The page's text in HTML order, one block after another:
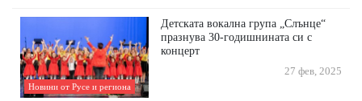
Новини от Русе и региона
Детската вокална група „Слънце“
празнува 30-годишнината си с
концерт
27 фев, 2025